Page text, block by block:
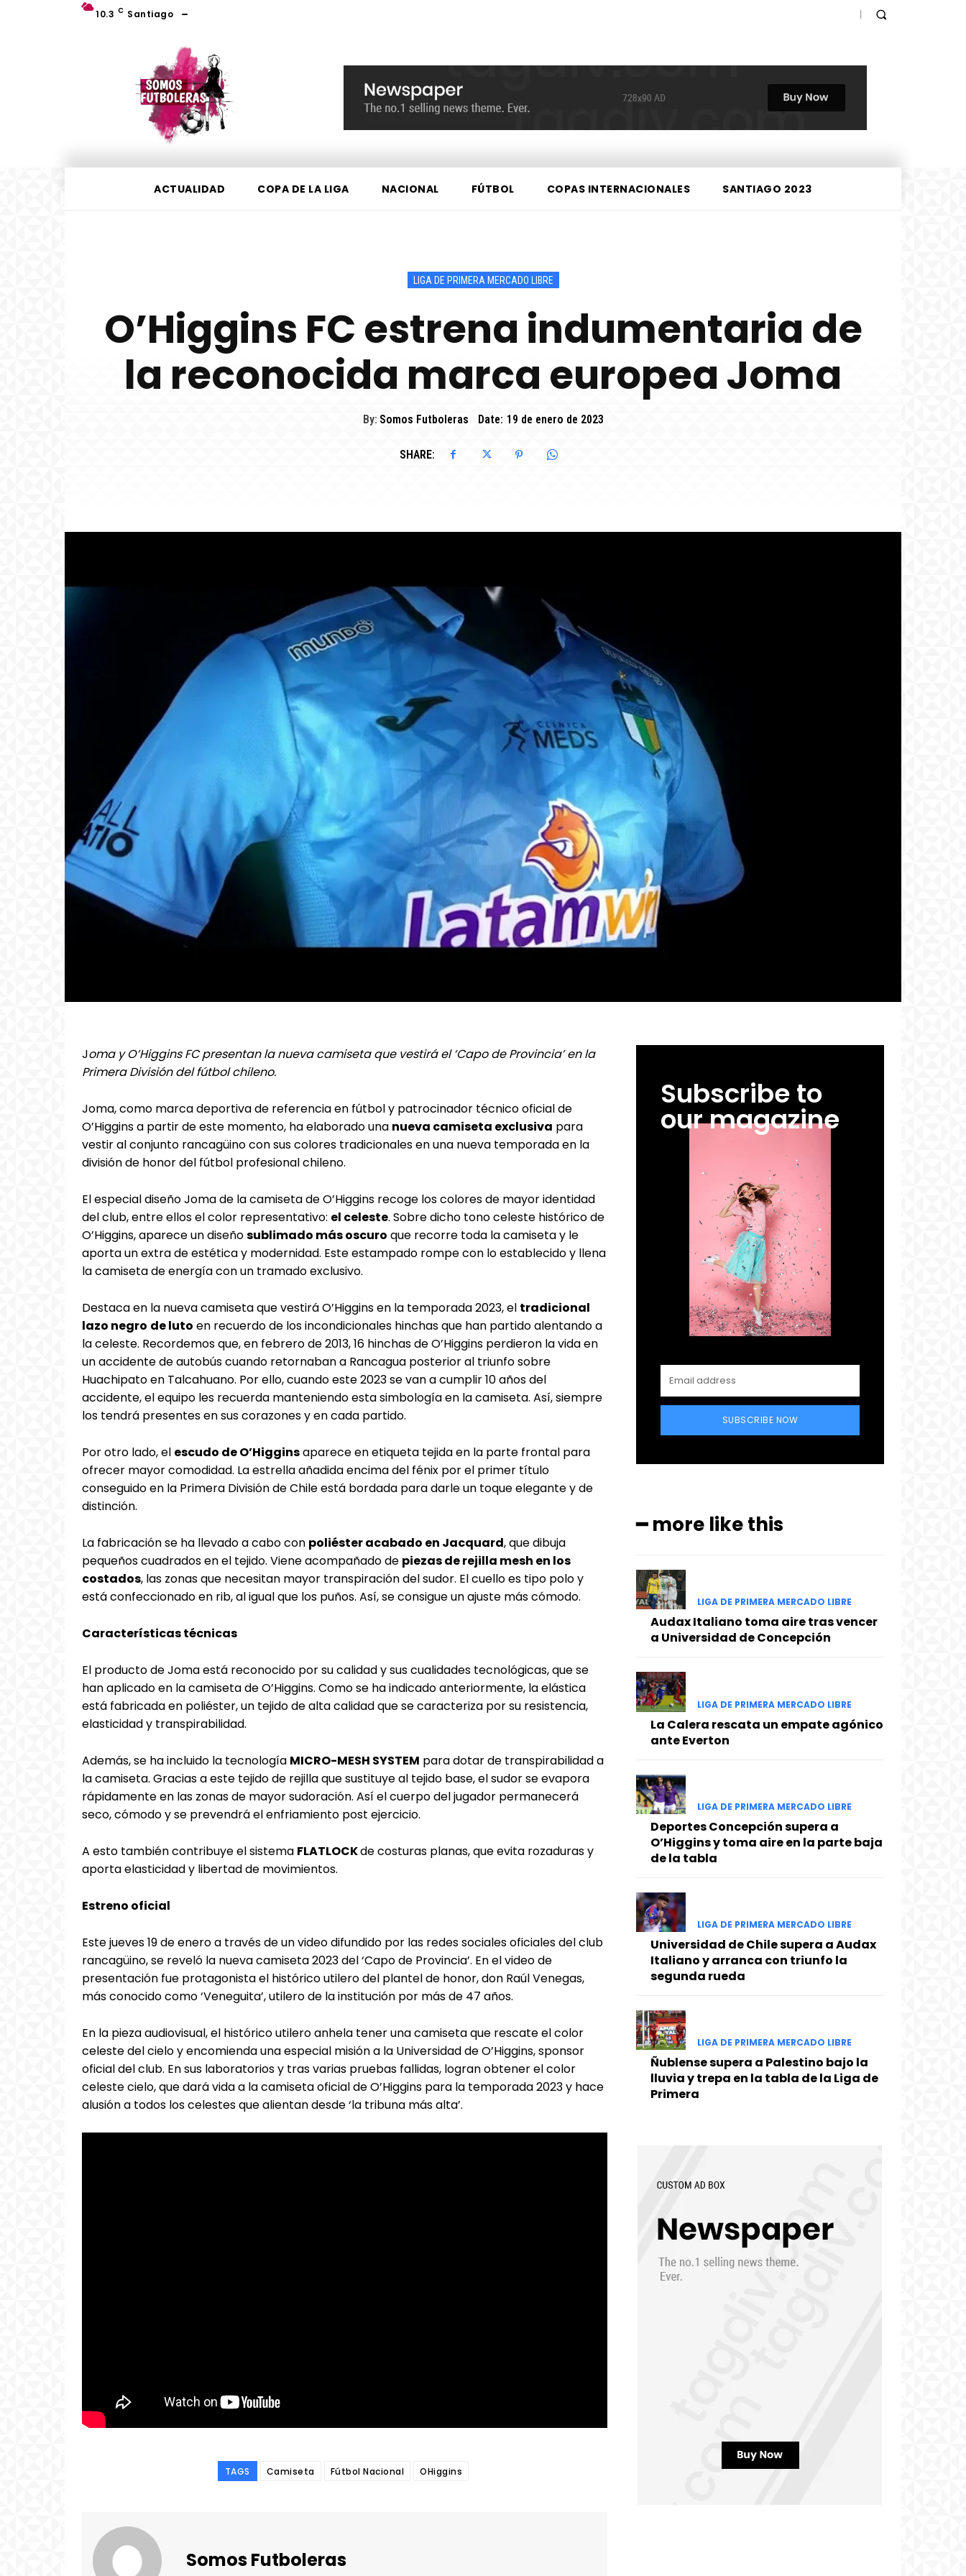
10.3 C Santiago
ACTUALIDAD COPA DE LA LIGA NACIONAL FÚTBOL COPAS INTERNACIONALES SANTIAGO 2023
LIGA DE PRIMERA MERCADO LIBRE
O’Higgins FC estrena indumentaria de
la reconocida marca europea Joma
By: Somos Futboleras Date: 19 de enero de 2023
SHARE:
Joma y O’Higgins FC presentan la nueva camiseta que vestirá el ‘Capo de Provincia’ en la
Primera División del fútbol chileno.
Joma, como marca deportiva de referencia en fútbol y patrocinador técnico oficial de
O’Higgins a partir de este momento, ha elaborado una nueva camiseta exclusiva para
vestir al conjunto rancagüino con sus colores tradicionales en una nueva temporada en la
división de honor del fútbol profesional chileno.
El especial diseño Joma de la camiseta de O’Higgins recoge los colores de mayor identidad
del club, entre ellos el color representativo: el celeste. Sobre dicho tono celeste histórico de
O’Higgins, aparece un diseñosublimado más oscuro que recorre toda la camiseta y le
aporta un extra de estética y modernidad. Este estampado rompe con lo establecido y llena
la camiseta de energía con un tramado exclusivo.
Destaca en la nueva camiseta que vestirá O’Higgins en la temporada 2023, el tradicional
lazo negro de luto en recuerdo de los incondicionales hinchas que han partido alentando a
la celeste. Recordemos que, en febrero de 2013, 16 hinchas de O’Higgins perdieron la vida en
un accidente de autobús cuando retornaban a Rancagua posterior al triunfo sobre
Huachipato en Talcahuano. Por ello, cuando este 2023 se van a cumplir 10 años del
accidente, el equipo les recuerda manteniendo esta simbología en la camiseta. Así, siempre
los tendrá presentes en sus corazones y en cada partido.
Por otro lado, el escudo de O’Higginsaparece en etiqueta tejida en la parte frontal para
ofrecer mayor comodidad. La estrella añadida encima del fénix por el primer título
conseguido en la Primera División de Chile está bordada para darle un toque elegante y de
distinción.
La fabricación se ha llevado a cabo con poliéster acabado en Jacquard, que dibuja
pequeños cuadrados en el tejido. Viene acompañado de piezas de rejilla mesh en los
costados, las zonas que necesitan mayor transpiración del sudor. El cuello es tipo polo y
está confeccionado en rib, al igual que los puños. Así, se consigue un ajuste más cómodo.
Características técnicas
El producto de Joma está reconocido por su calidad y sus cualidades tecnológicas, que se
han aplicado en la camiseta de O’Higgins. Como se ha indicado anteriormente, la elástica
está fabricada en poliéster, un tejido de alta calidad que se caracteriza por su resistencia,
elasticidad y transpirabilidad.
Además, se ha incluido la tecnología MICRO-MESH SYSTEM para dotar de transpirabilidad a
la camiseta. Gracias a este tejido de rejilla que sustituye al tejido base, el sudor se evapora
rápidamente en las zonas de mayor sudoración. Así el cuerpo del jugador permanecerá
seco, cómodo y se prevendrá el enfriamiento post ejercicio.
A esto también contribuye el sistema FLATLOCKde costuras planas, que evita rozaduras y
aporta elasticidad y libertad de movimientos.
Estreno oficial
Este jueves 19 de enero a través de un video difundido por las redes sociales oficiales del club
rancagüino, se reveló la nueva camiseta 2023 del ‘Capo de Provincia’. En el video de
presentación fue protagonista el histórico utilero del plantel de honor, don Raúl Venegas,
más conocido como ‘Veneguita’, utilero de la institución por más de 47 años.
En la pieza audiovisual, el histórico utilero anhela tener una camiseta que rescate el color
celeste del cielo y encomienda una especial misión a la Universidad de O’Higgins, sponsor
oficial del club. En sus laboratorios y tras varias pruebas fallidas, logran obtener el color
celeste cielo, que dará vida a la camiseta oficial de O’Higgins para la temporada 2023 y hace
alusión a todos los celestes que alientan desde ‘la tribuna más alta’.
TAGS Camiseta Fútbol Nacional OHiggins
Somos Futboleras
Subscribe to
our magazine
SUBSCRIBE NOW
━ more like this
LIGA DE PRIMERA MERCADO LIBRE
Audax Italiano toma aire tras vencer
a Universidad de Concepción
LIGA DE PRIMERA MERCADO LIBRE
La Calera rescata un empate agónico
ante Everton
LIGA DE PRIMERA MERCADO LIBRE
Deportes Concepción supera a
O’Higgins y toma aire en la parte baja
de la tabla
LIGA DE PRIMERA MERCADO LIBRE
Universidad de Chile supera a Audax
Italiano y arranca con triunfo la
segunda rueda
LIGA DE PRIMERA MERCADO LIBRE
Ñublense supera a Palestino bajo la
lluvia y trepa en la tabla de la Liga de
Primera